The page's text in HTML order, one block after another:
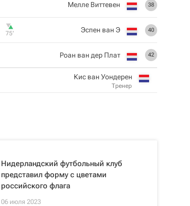
38
Мелле Виттевен
40
Эспен ван Э
75‎’‎
42
Роан ван дер Плат
Кис ван Уондерен
Тренер
Нидерландский футбольный клуб
представил форму с цветами
российского флага
06 июля 2023